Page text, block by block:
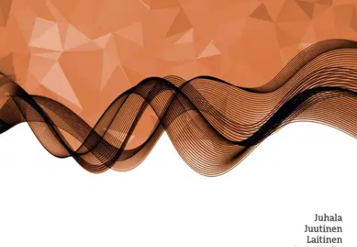
tarkoittavat erilaiset luvut, joita taulukkolaskentaohjelmalla voi
laskea kerätystä aineistosta?
Ominaisuudet
Arviot